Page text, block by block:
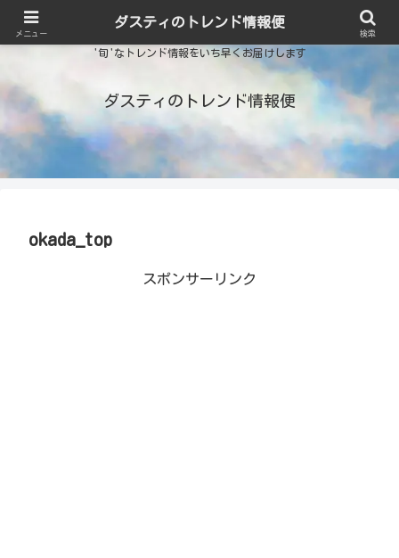
'旬'なトレンド情報をいち早くお届けします
ダスティのトレンド情報便
okada_top
スポンサーリンク
メニュー
ダスティのトレンド情報便
検索